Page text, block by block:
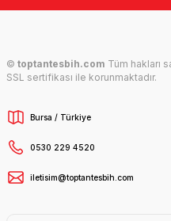
© toptantesbih.com Tüm hakları
SSL sertifikası ile korunmaktadır.
Bursa / Türkiye
0530 229 4520
iletisim@toptantesbih.com